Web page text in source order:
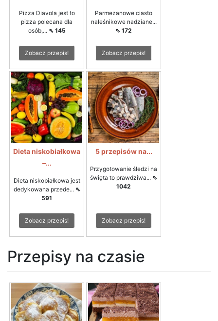
Pizza Diavola jest to
pizza polecana dla
osób,... ⇖ 145
Zobacz przepis!
Parmezanowe ciasto
naleśnikowe nadziane...
⇖ 172
Zobacz przepis!
Dieta niskobiałkowa
–...
Dieta niskobiałkowa jest
dedykowana przede... ⇖
591
Zobacz przepis!
5 przepisów na...
Przygotowanie śledzi na
święta to prawdziwa... ⇖
1042
Zobacz przepis!
Przepisy na czasie